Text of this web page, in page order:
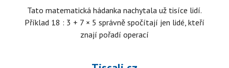
Tato matematická hádanka nachytala už tisíce lidí.
Příklad 18 : 3 + 7 × 5 správně spočítají jen lidé, kteří
znají pořadí operací